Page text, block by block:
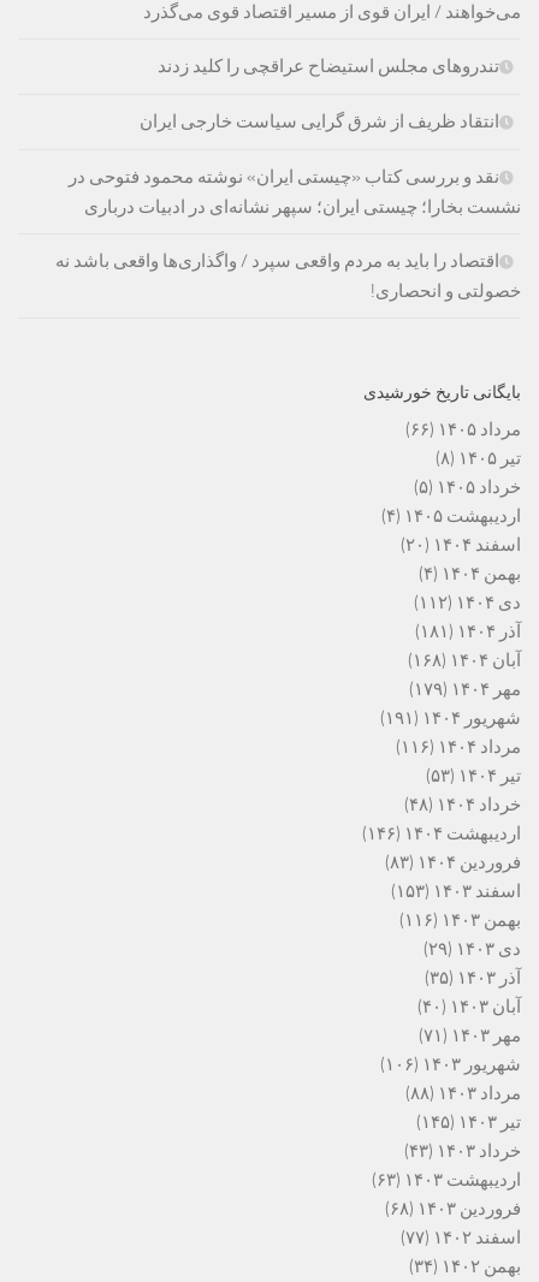
می‌خواهند / ایران قوی از مسیر اقتصاد قوی می‌گذرد
تندروهای مجلس استیضاح عراقچی را کلید زدند
انتقاد ظریف از شرق گرایی سیاست خارجی ایران
نقد و بررسی کتاب «چیستی ایران» نوشته محمود فتوحی در
نشست بخارا؛ چیستی ایران؛ سپهر نشانه‌ای در ادبیات درباری
اقتصاد را باید به مردم واقعی سپرد / واگذاری‌ها واقعی باشد نه
خصولتی و انحصاری!
بایگانی تاریخ خورشیدی
مرداد ۱۴۰۵
(۶۶)
تیر ۱۴۰۵
(۸)
خرداد ۱۴۰۵
(۵)
اردیبهشت ۱۴۰۵
(۴)
اسفند ۱۴۰۴
(۲۰)
بهمن ۱۴۰۴
(۴)
دی ۱۴۰۴
(۱۱۲)
آذر ۱۴۰۴
(۱۸۱)
آبان ۱۴۰۴
(۱۶۸)
مهر ۱۴۰۴
(۱۷۹)
شهریور ۱۴۰۴
(۱۹۱)
مرداد ۱۴۰۴
(۱۱۶)
تیر ۱۴۰۴
(۵۳)
خرداد ۱۴۰۴
(۴۸)
اردیبهشت ۱۴۰۴
(۱۴۶)
فروردین ۱۴۰۴
(۸۳)
اسفند ۱۴۰۳
(۱۵۳)
بهمن ۱۴۰۳
(۱۱۶)
دی ۱۴۰۳
(۲۹)
آذر ۱۴۰۳
(۳۵)
آبان ۱۴۰۳
(۴۰)
مهر ۱۴۰۳
(۷۱)
شهریور ۱۴۰۳
(۱۰۶)
مرداد ۱۴۰۳
(۸۸)
تیر ۱۴۰۳
(۱۴۵)
خرداد ۱۴۰۳
(۴۳)
اردیبهشت ۱۴۰۳
(۶۳)
فروردین ۱۴۰۳
(۶۸)
اسفند ۱۴۰۲
(۷۷)
بهمن ۱۴۰۲
(۳۴)